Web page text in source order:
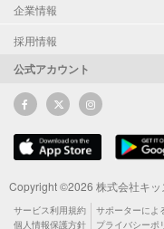
企業情報
採用情報
公式アカウント
Copyright ©2026 株式会社キ
サービス利用規約 サポーターによ
個人情報保護方針
プライバシーポ